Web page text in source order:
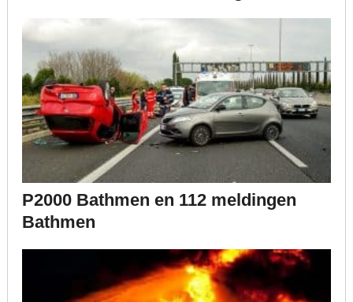
P2000 Bathmen en 112 meldingen
Bathmen